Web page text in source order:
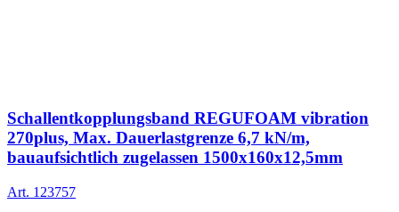
Schallentkopplungsband REGUFOAM vibration
270plus, Max. Dauerlastgrenze 6,7 kN/m,
bauaufsichtlich zugelassen 1500x160x12,5mm
Art. 123757